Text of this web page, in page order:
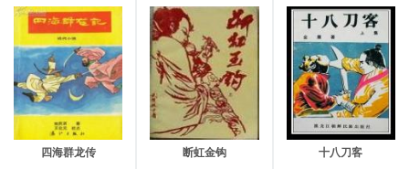
四海群龙传 断虹金钩 十八刀客